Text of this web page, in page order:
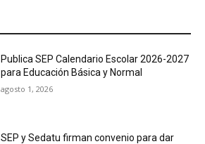
Publica SEP Calendario Escolar 2026-2027
para Educación Básica y Normal
agosto 1, 2026
SEP y Sedatu firman convenio para dar